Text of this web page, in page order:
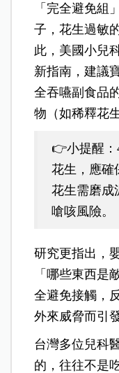
「完全避免組
子，花生過敏
此，美國小兒
新指南，建議
全吞嚥副食品
物（如稀釋花
👉小提醒：
花生，應確
花生需磨成
嗆咳風險。
研究更指出，
「哪些東西是
全避免接觸，
外來威脅而引
台灣多位兒科
的，往往不是